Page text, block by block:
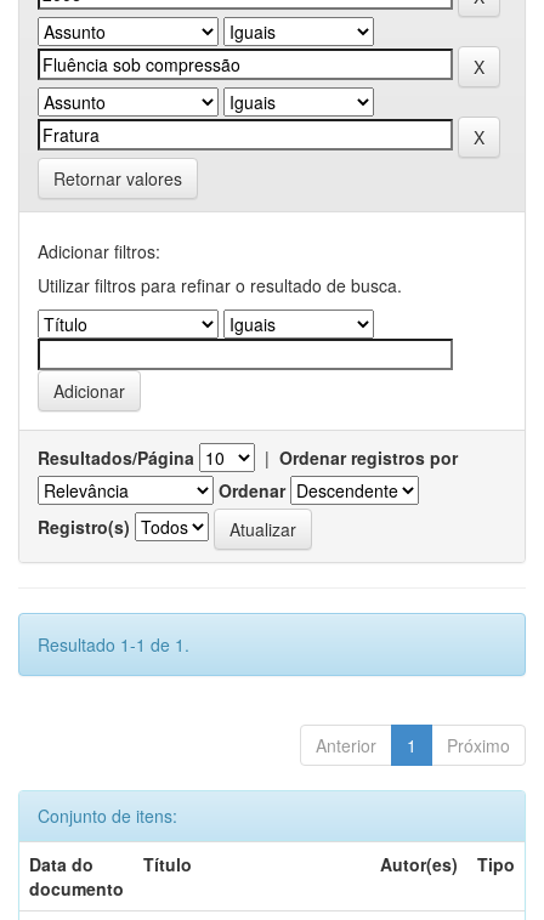
Retornar valores
Adicionar filtros:
Utilizar filtros para refinar o resultado de busca.
Resultados/Página | Ordenar registros por
Ordenar
Registro(s)
Resultado 1-1 de 1.
Anterior 1 Próximo
Conjunto de itens:
Data do
documento
Título Autor(es) Tipo